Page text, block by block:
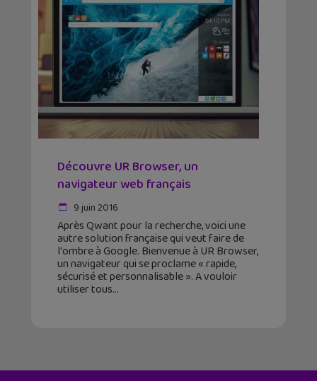
Découvre UR Browser, un
navigateur web français
9 juin 2016
Après Qwant pour la recherche, voici une
autre solution française qui veut faire de
l'ombre à Google. Bienvenue à UR Browser,
un navigateur qui se proclame « rapide,
sécurisé et personnalisable ». A vouloir
utiliser tous